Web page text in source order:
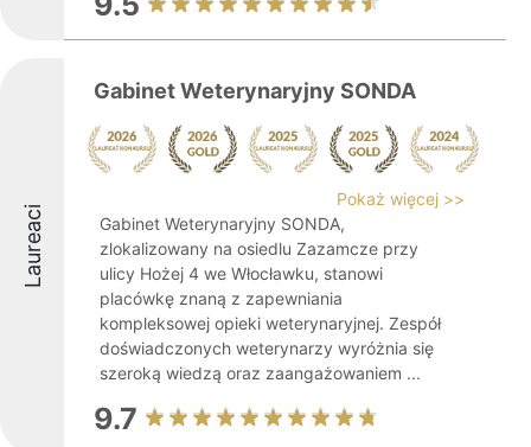
Laureaci
Gabinet Weterynaryjny SONDA
Pokaż więcej >>
Gabinet Weterynaryjny SONDA,
zlokalizowany na osiedlu Zazamcze przy
ulicy Hożej 4 we Włocławku, stanowi
placówkę znaną z zapewniania
kompleksowej opieki weterynaryjnej. Zespół
doświadczonych weterynarzy wyróżnia się
szeroką wiedzą oraz zaangażowaniem ...
9.7